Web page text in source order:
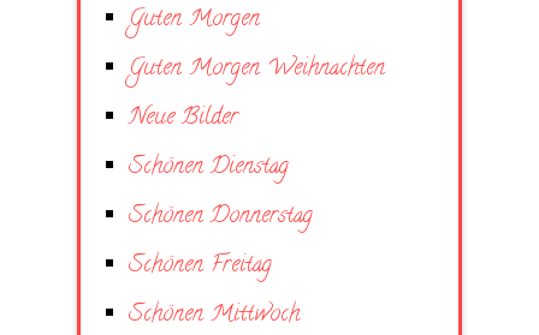
Guten Morgen
Guten Morgen Weihnachten
Neue Bilder
Schönen Dienstag
Schönen Donnerstag
Schönen Freitag
Schönen Mittwoch